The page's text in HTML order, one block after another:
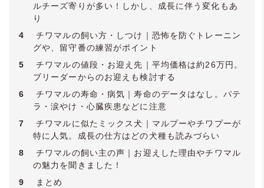
ルチーズ寄りが多い！しかし、成長に伴う変化もあ
り
4
チワマルの飼い方・しつけ｜恐怖を防ぐトレーニン
グや、留守番の練習がポイント
5
チワマルの値段・お迎え先｜平均価格は約26万円。
ブリーダーからのお迎えも検討する
6
チワマルの寿命・病気｜寿命のデータはなし。パテ
ラ・涙やけ・心臓疾患などに注意
7
チワマルに似たミックス犬｜マルプーやチワプーが
特に人気。成長の仕方はどの犬種も読みづらい
8
チワマルの飼い主の声｜お迎えした理由やチワマル
の魅力を聞きました！
9
まとめ